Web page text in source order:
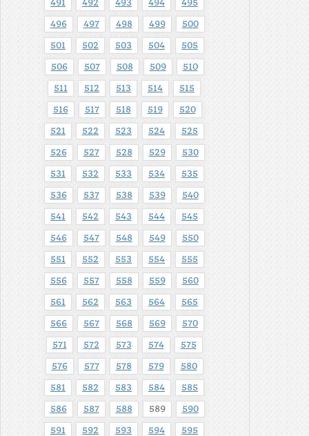
491 492 493 494 495
496 497 498 499 500
501 502 503 504 505
506 507 508 509 510
511 512 513 514 515
516 517 518 519 520
521 522 523 524 525
526 527 528 529 530
531 532 533 534 535
536 537 538 539 540
541 542 543 544 545
546 547 548 549 550
551 552 553 554 555
556 557 558 559 560
561 562 563 564 565
566 567 568 569 570
571 572 573 574 575
576 577 578 579 580
581 582 583 584 585
586 587 588 589 590
591 592 593 594 595